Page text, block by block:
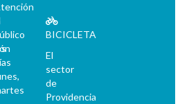
BICICLETA
El
sector
de
Providencia